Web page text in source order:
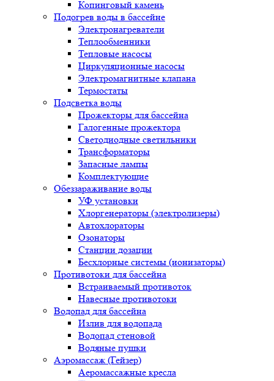
Копинговый камень
Подогрев воды в бассейне
Электронагреватели
Теплообменники
Тепловые насосы
Циркуляционные насосы
Электромагнитные клапана
Термостаты
Подсветка воды
Прожекторы для бассейна
Галогенные прожектора
Светодиодные светильники
Трансформаторы
Запасные лампы
Комплектующие
Обеззараживание воды
УФ установки
Хлоргенераторы (электролизеры)
Автохлораторы
Озонаторы
Станции дозации
Бесхлорные системы (ионизаторы)
Противотоки для бассейна
Встраиваемый противоток
Навесные противотоки
Водопад для бассейна
Излив для водопада
Водопад стеновой
Водяные пушки
Аэромассаж (Гейзер)
Аеромассажные кресла